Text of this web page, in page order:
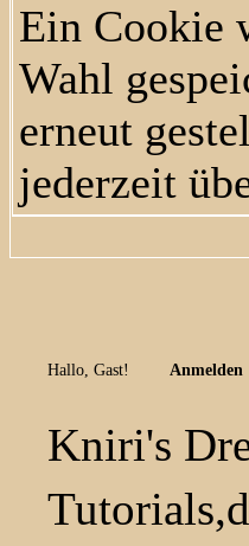
Ein Cookie
Wahl
erneut
jederzeit
Hallo, Gast! Anmelden
Kniri's